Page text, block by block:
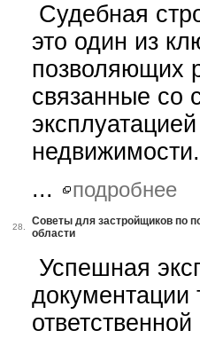
Судебная
это один из
позволяющих
связанные со
недвижимости.
...
подробнее
28.
Советы для застройщиков по
области
Успешная
документации